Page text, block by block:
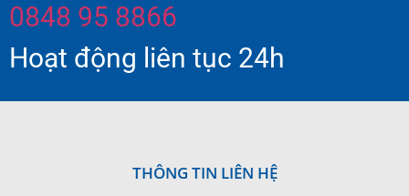
0848 95 8866
Hoạt động liên tục 24h
THÔNG TIN LIÊN HỆ